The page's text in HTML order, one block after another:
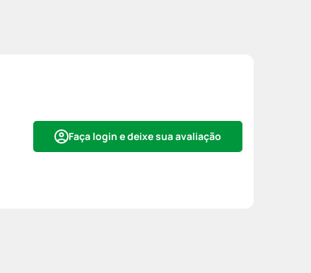
Faça login e deixe sua avaliação